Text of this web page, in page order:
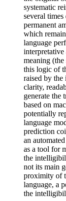
systematic
several
permanent
which
language
meaning
this logic of
raised by
clarity,
generate the
based on
potentially
language
prediction
an
as a tool for
the
not its main
proximity of
language, a
the